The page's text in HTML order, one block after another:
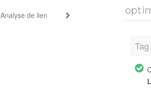
Analyse de lien